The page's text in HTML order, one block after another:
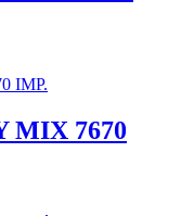
MIX 7670